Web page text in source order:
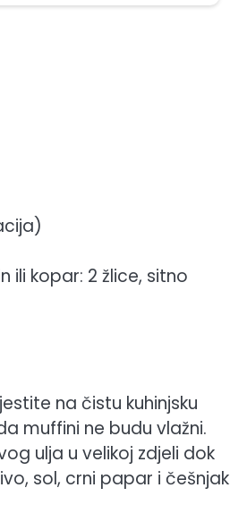
ili kopar: 2 žlice, sitno
na čistu kuhinjsku
muffini ne budu vlažni.
ulja u velikoj zdjeli dok
sol, crni papar i češnjak